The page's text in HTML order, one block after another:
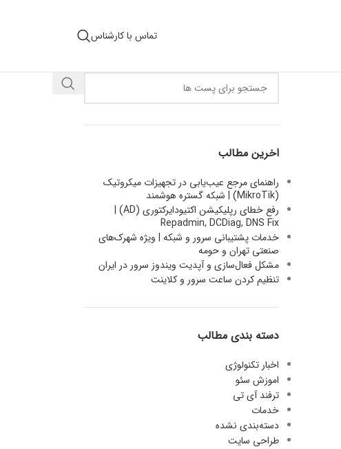
تماس با کارشناس
اخرین مطالب
راهنمای مرجع عیب‌یابی در تجهیزات میکروتیک
(MikroTik) | شبکه گستره هوشمند
رفع خطای رپلیکیشن اکتیودایرکتوری (AD) |
Repadmin, DCDiag, DNS Fix
خدمات پشتیبانی سرور و شبکه | ویژه شهرک‌های
صنعتی تهران و حومه
مشکل فعال‌سازی و آپدیت ویندوز سرور در ایران
تنظیم کردن ساعت سرور و کلاینت
دسته بندی مطالب
اخبار تکنولوژی
اموزش سئو
ترفند آی تی
خدمات
دسته‌بندی نشده
طراحی سایت